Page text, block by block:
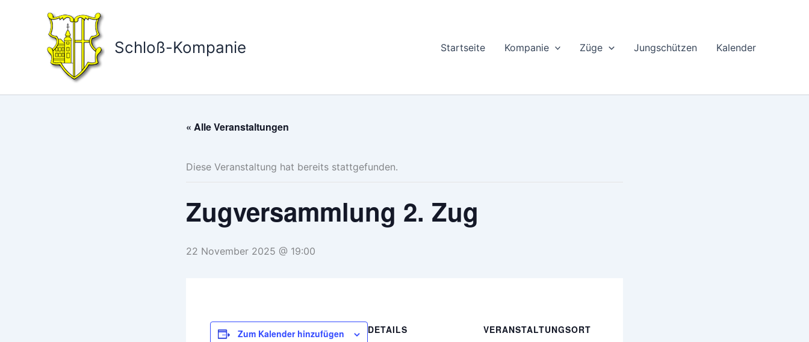
Schloß-Kompanie Startseite Kompanie Züge Jungschützen Kalender
« Alle Veranstaltungen
Diese Veranstaltung hat bereits stattgefunden.
Zugversammlung 2. Zug
22 November 2025 @ 19:00
Zum Kalender hinzufügen
DETAILS
VERANSTALTUNGSORT